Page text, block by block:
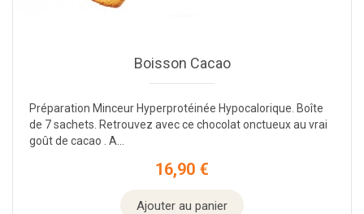
Boisson Cacao
Préparation Minceur Hyperprotéinée Hypocalorique. Boîte
de 7 sachets. Retrouvez avec ce chocolat onctueux au vrai
goût de cacao . A...
Prix
16,90 €
Ajouter au panier